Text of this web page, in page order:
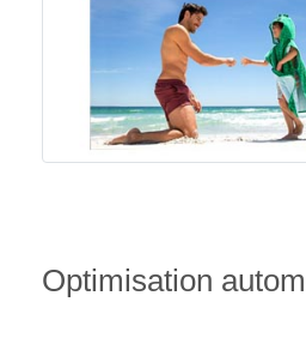
Optimisation